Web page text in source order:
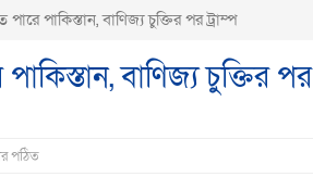
পাকিস্তান, বাণিজ্য চুক্তির পর ট্রাম্প
বাণিজ্য চুক্তির পর
পঠিত